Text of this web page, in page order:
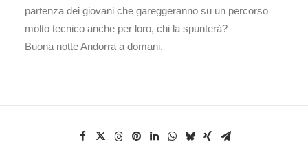
partenza dei giovani che gareggeranno su un percorso
molto tecnico anche per loro, chi la spunterà?
Buona notte Andorra a domani.